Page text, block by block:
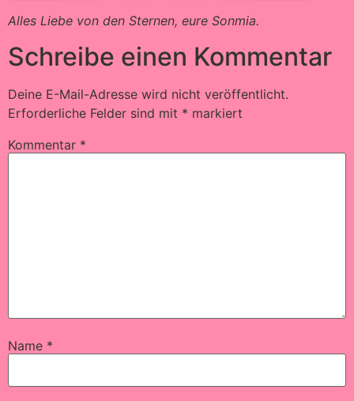
Alles Liebe von den Sternen, eure Sonmia.
Schreibe einen Kommentar
Deine E-Mail-Adresse wird nicht veröffentlicht.
Erforderliche Felder sind mit * markiert
Kommentar *
Name *